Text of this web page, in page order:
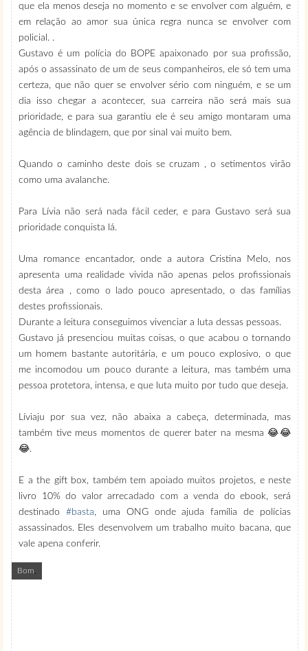
Bom
que ela menos deseja no momento e se envolver com alguém, e
em relação ao amor sua única regra nunca se envolver com
policial. .
Gustavo é um polícia do BOPE apaixonado por sua profissão,
após o assassinato de um de seus companheiros, ele só tem uma
certeza, que não quer se envolver sério com ninguém, e se um
dia isso chegar a acontecer, sua carreira não será mais sua
prioridade, e para sua garantiu ele é seu amigo montaram uma
agência de blindagem, que por sinal vai muito bem.
Quando o caminho deste dois se cruzam , o setimentos virão
como uma avalanche.
Para Lívia não será nada fácil ceder, e para Gustavo será sua
prioridade conquista lá.
Uma romance encantador, onde a autora Cristina Melo, nos
apresenta uma realidade vivida não apenas pelos profissionais
desta área , como o lado pouco apresentado, o das famílias
destes profissionais.
Durante a leitura conseguimos vivenciar a luta dessas pessoas.
Gustavo já presenciou muitas coisas, o que acabou o tornando
um homem bastante autoritária, e um pouco explosivo, o que
me incomodou um pouco durante a leitura, mas também uma
pessoa protetora, intensa, e que luta muito por tudo que deseja.
Líviaju por sua vez, não abaixa a cabeça, determinada, mas
também tive meus momentos de querer bater na mesma 😂😂
😂.
E a the gift box, também tem apoiado muitos projetos, e neste
livro 10% do valor arrecadado com a venda do ebook, será
destinado #basta, uma ONG onde ajuda família de polícias
assassinados. Eles desenvolvem um trabalho muito bacana, que
vale apena conferir.